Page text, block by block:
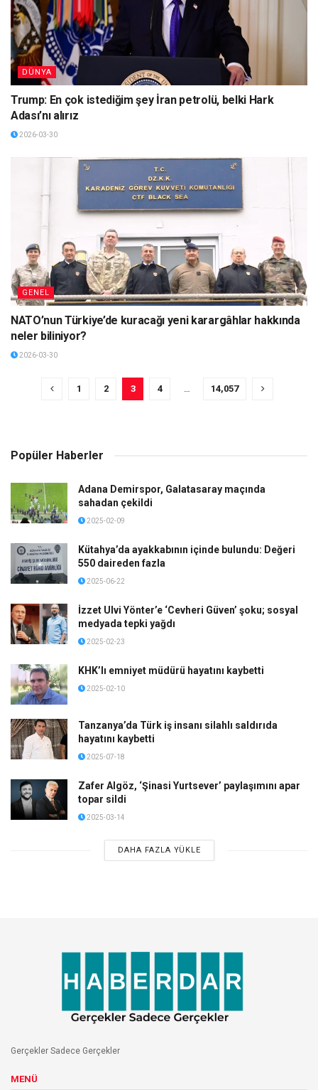
DÜNYA
Trump: En çok istediğim şey İran petrolü, belki Hark
Adası’nı alırız
2026-03-30
GENEL
NATO’nun Türkiye’de kuracağı yeni karargâhlar hakkında
neler biliniyor?
2026-03-30
1 2 3 4 … 14,057
Popüler Haberler
Adana Demirspor, Galatasaray maçında
sahadan çekildi
2025-02-09
Kütahya’da ayakkabının içinde bulundu: Değeri
550 daireden fazla
2025-06-22
İzzet Ulvi Yönter’e ‘Cevheri Güven’ şoku; sosyal
medyada tepki yağdı
2025-02-23
KHK’lı emniyet müdürü hayatını kaybetti
2025-02-10
Tanzanya’da Türk iş insanı silahlı saldırıda
hayatını kaybetti
2025-07-18
Zafer Algöz, ‘Şinasi Yurtsever’ paylaşımını apar
topar sildi
2025-03-14
DAHA FAZLA YÜKLE
Gerçekler Sadece Gerçekler
MENÜ